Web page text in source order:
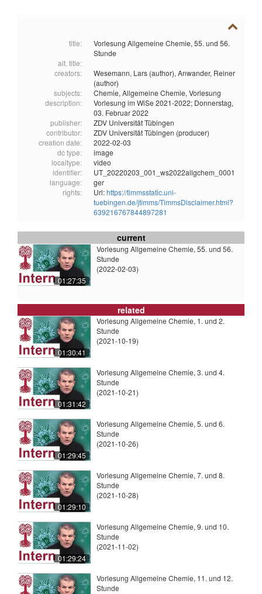
title:
Vorlesung Allgemeine Chemie, 55. und 56.
Stunde
alt. title:
creators:
Wesemann, Lars (author), Anwander, Reiner
(author)
subjects:
Chemie, Allgemeine Chemie, Vorlesung
description:
Vorlesung im WiSe 2021-2022; Donnerstag,
03. Februar 2022
publisher:
ZDV Universität Tübingen
contributor:
ZDV Universität Tübingen (producer)
creation date:
2022-02-03
dc type:
image
localtype:
video
identifier:
UT_20220203_001_ws2022allgchem_0001
language:
ger
rights:
Url:https://timmsstatic.uni-
tuebingen.de/jtimms/TimmsDisclaimer.html?
639216767844897281
current
01:27:35
Vorlesung Allgemeine Chemie, 55. und 56.
Stunde
(2022-02-03)
related
01:30:41
Vorlesung Allgemeine Chemie, 1. und 2.
Stunde
(2021-10-19)
01:31:42
Vorlesung Allgemeine Chemie, 3. und 4.
Stunde
(2021-10-21)
01:29:45
Vorlesung Allgemeine Chemie, 5. und 6.
Stunde
(2021-10-26)
01:29:10
Vorlesung Allgemeine Chemie, 7. und 8.
Stunde
(2021-10-28)
01:29:24
Vorlesung Allgemeine Chemie, 9. und 10.
Stunde
(2021-11-02)
Vorlesung Allgemeine Chemie, 11. und 12.
Stunde